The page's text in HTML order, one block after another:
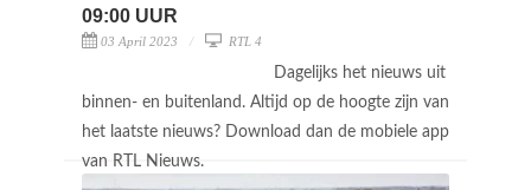
09:00 UUR
03 April 2023 RTL 4
Dagelijks het nieuws uit
binnen- en buitenland. Altijd op de hoogte zijn van
het laatste nieuws? Download dan de mobiele app
van RTL Nieuws.